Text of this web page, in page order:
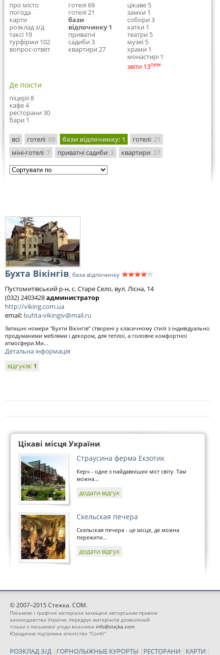
про місто
погода
карти
розклад з/д
таксі 19
турфірми 102
вопрос-ответ
готелі 69
готелі 21
бази
відпочинку 1
приватні
садиби 3
квартири 27
цікаве 5
замки 1
собори 3
катки 1
театри 5
музеї 5
храми 1
монастирі 1
звіти 13new
Де поїсти
піцерії 8
кафе 4
ресторани 30
бари 1
всі готелі: 69 бази відпочинку: 1 готелі: 21
міні-готелі: 7 приватні садиби: 3 квартири: 27
Бухта Вікінгів, база відпочинку
Пустомитівський р-н, с. Старе Село, вул. Лісна, 14
(032) 2403428администратор
http://viking.com.ua
email: buhta-vikingiv@mail.ru
Затишні номери "Бухти Вікінгів" створені у класичному стилі з індивідуально
продуманими меблями і декором, для теплої, а головне комфортної
атмосфери.Ми...
Детальна інформація
відгуків: 1
Цікаві місця України
Страусина ферма Екзотик
Керч - одне з найдавніших міст світу. Там
можна...
додати відгук
Скельская печера
Скельская печера - це місце, де можна
пережити...
додати відгук
© 2007–2015 Стежка. COM.
Письмові і графічні матеріали захищені авторським правом
законодавства України, передрук матеріалів дозволений
тільки з письмової угоди власника info@stejka.com
Юридична підтримка агентство "Солбі"
РОЗКЛАД З/Д | ГОРНОЛЫЖНЫЕ КУРОРТЫ | РЕСТОРАНИ | КАРТИ |